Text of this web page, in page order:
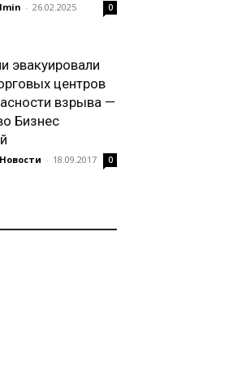
- 26.02.2025 0
эвакуировали
центров
взрыва —
Бизнес
Новости - 18.09.2017 0